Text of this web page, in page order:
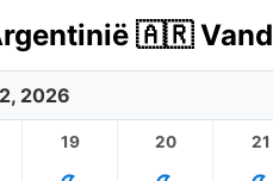
🇦🇷
2026
19 20 21